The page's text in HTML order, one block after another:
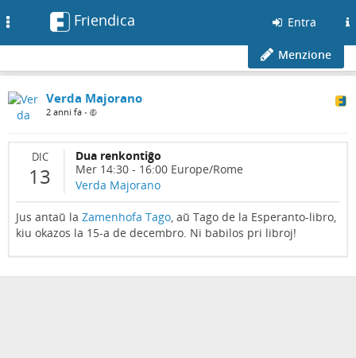
Friendica Entra
Menzione
Verda Majorano
2 anni fa •
DIC
13
Dua renkontiĝo
Mer 14:30 - 16:00 Europe/Rome
Verda Majorano
Jus antaŭ la Zamenhofa Tago, aŭ Tago de la Esperanto-libro,
kiu okazos la 15-a de decembro. Ni babilos pri libroj!